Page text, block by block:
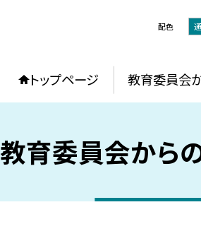
配色
トップページ 教育委員会
教育委員会から